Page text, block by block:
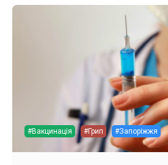
#Вакцинація #Грип #Запоріжжя